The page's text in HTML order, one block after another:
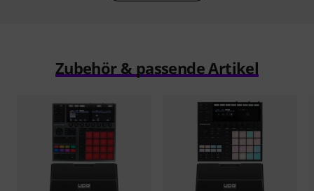
Zubehör & passende Artikel